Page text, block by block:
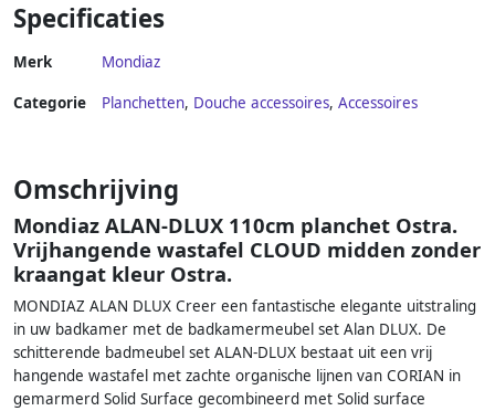
Specificaties
Merk Mondiaz
Categorie Planchetten, Douche accessoires, Accessoires
Omschrijving
Mondiaz ALAN-DLUX 110cm planchet Ostra.
Vrijhangende wastafel CLOUD midden zonder
kraangat kleur Ostra.
MONDIAZ ALAN DLUX Creer een fantastische elegante uitstraling
in uw badkamer met de badkamermeubel set Alan DLUX. De
schitterende badmeubel set ALAN-DLUX bestaat uit een vrij
hangende wastafel met zachte organische lijnen van CORIAN in
gemarmerd Solid Surface gecombineerd met Solid surface